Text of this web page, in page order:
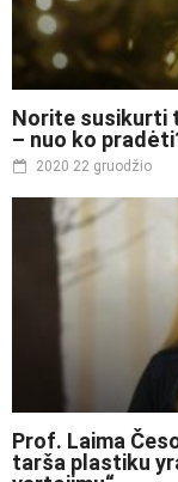
Norite susikurti
– nuo ko
2020 22 gruodžio
Prof. Laima
tarša plastiku